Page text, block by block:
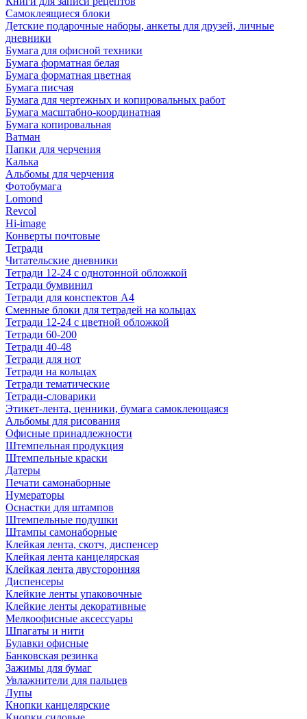
Самоклеящиеся блоки
Детские подарочные наборы, анкеты для друзей, личные
дневники
Бумага для офисной техники
Бумага форматная белая
Бумага форматная цветная
Бумага писчая
Бумага для чертежных и копировальных работ
Бумага масштабно-координатная
Бумага копировальная
Ватман
Папки для черчения
Калька
Альбомы для черчения
Фотобумага
Lomond
Revcol
Hi-image
Конверты почтовые
Тетради
Читательские дневники
Тетради 12-24 с однотонной обложкой
Тетради бумвинил
Тетради для конспектов А4
Сменные блоки для тетрадей на кольцах
Тетради 12-24 с цветной обложкой
Тетради 60-200
Тетради 40-48
Тетради для нот
Тетради на кольцах
Тетради тематические
Тетради-словарики
Этикет-лента, ценники, бумага самоклеющаяся
Альбомы для рисования
Офисные принадлежности
Штемпельная продукция
Штемпельные краски
Датеры
Печати самонаборные
Нумераторы
Оснастки для штампов
Штемпельные подушки
Штампы самонаборные
Клейкая лента, скотч, диспенсер
Клейкая лента канцелярская
Клейкая лента двусторонняя
Диспенсеры
Клейкие ленты упаковочные
Клейкие ленты декоративные
Мелкоофисные аксессуары
Шпагаты и нити
Булавки офисные
Банковская резинка
Зажимы для бумаг
Увлажнители для пальцев
Лупы
Кнопки канцелярские